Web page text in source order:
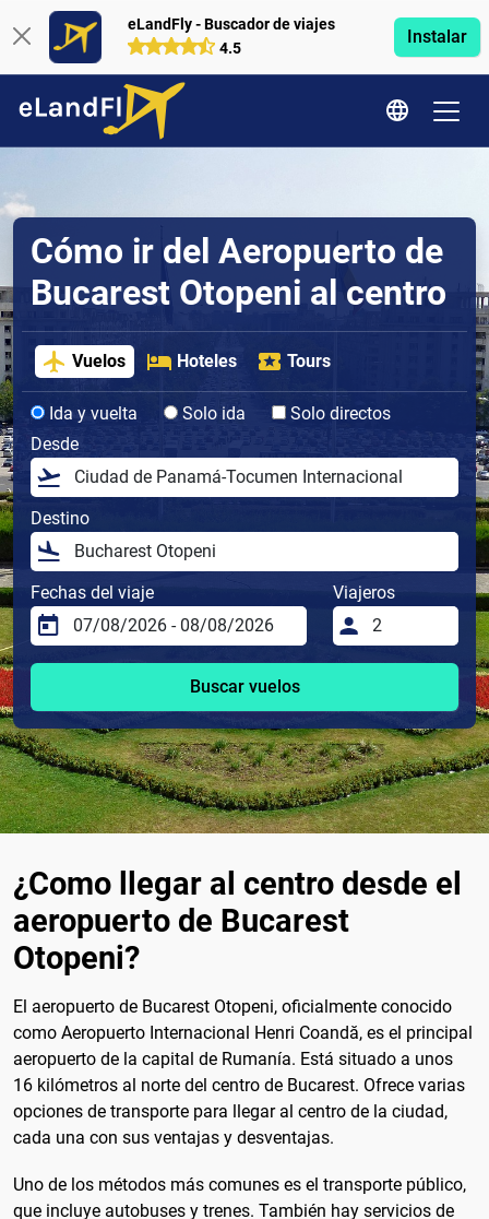
eLandFly - Buscador de viajes
4.5
Instalar
Cómo ir del Aeropuerto de
Bucarest Otopeni al centro
Vuelos Hoteles Tours
Ida y vuelta Solo ida
Solo directos
Desde
Destino
Fechas del viaje Viajeros
Buscar vuelos
¿Como llegar al centro desde el
aeropuerto de Bucarest
Otopeni?
El aeropuerto de Bucarest Otopeni, oficialmente conocido
como Aeropuerto Internacional Henri Coandă, es el principal
aeropuerto de la capital de Rumanía. Está situado a unos
16 kilómetros al norte del centro de Bucarest. Ofrece varias
opciones de transporte para llegar al centro de la ciudad,
cada una con sus ventajas y desventajas.
Uno de los métodos más comunes es el transporte público,
que incluye autobuses y trenes. También hay servicios de